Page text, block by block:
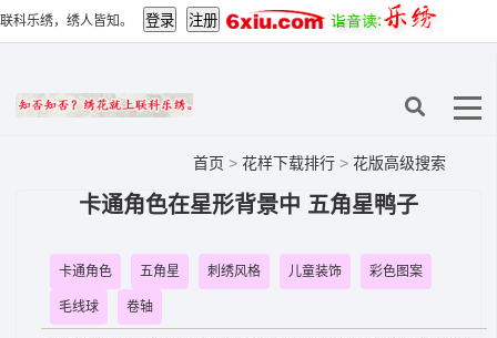
联科乐绣，绣人皆知。
首页 > 花样下载排行 > 花版高级搜索
卡通角色在星形背景中 五角星鸭子
卡通角色 五角星 刺绣风格 儿童装饰 彩色图案
毛线球 卷轴